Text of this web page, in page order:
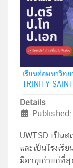
เรียนต่อมหาวิทย
TRINITY
Details
UWTSD เป็น
และเป็นโรงเรี
มีอายุเก่าแก่ที่สุ